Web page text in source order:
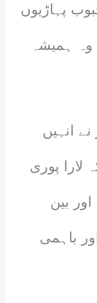
پہاڑیوں
وہ ہمیشہ
انہیں
لارا پوری
بین
باہمی